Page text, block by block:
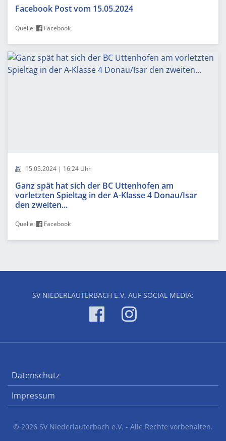
Facebook Post vom 15.05.2024
Quelle: Facebook
15.05.2024 | 16:24 Uhr
Ganz spät hat sich der BC Uttenhofen am
vorletzten Spieltag in der A-Klasse 4 Donau/Isar
den zweiten...
Quelle: Facebook
SV NIEDERLAUTERBACH E.V. AUF SOCIAL MEDIA:
Datenschutz
Impressum
© 2026 SV Niederlauterbach e.V. - Alle Rechte vorbehalten.